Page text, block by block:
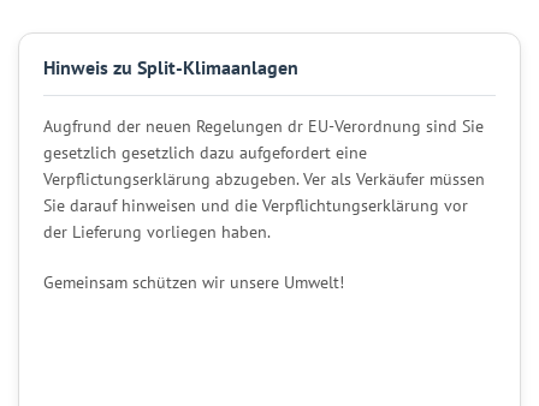
Hinweis zu Split-Klimaanlagen
Augfrund der neuen Regelungen dr EU-Verordnung sind Sie
gesetzlich gesetzlich dazu aufgefordert eine
Verpflictungserklärung abzugeben. Ver als Verkäufer müssen
Sie darauf hinweisen und die Verpflichtungserklärung vor
der Lieferung vorliegen haben.
Gemeinsam schützen wir unsere Umwelt!